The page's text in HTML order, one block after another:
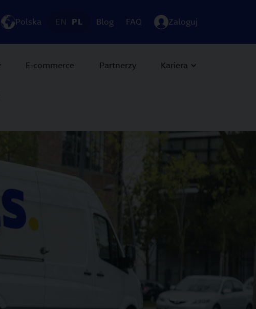
Polska EN PL Blog FAQ Zaloguj
E-commerce Partnerzy Kariera